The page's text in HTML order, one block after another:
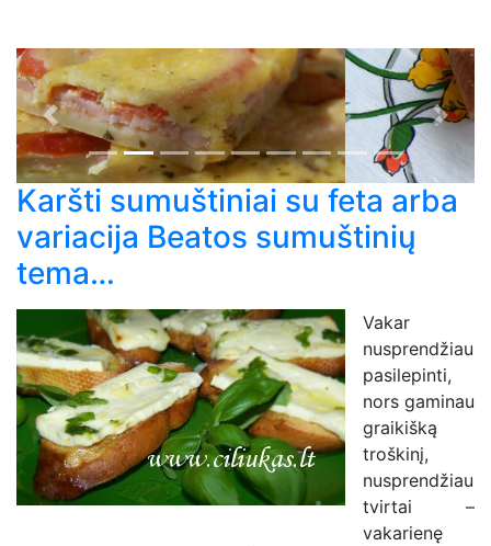
Previous Next
Karšti sumuštiniai su feta arba
variacija Beatos sumuštinių
tema…
Vakar
nusprendžiau
pasilepinti,
nors gaminau
graikišką
troškinį,
nusprendžiau
tvirtai –
vakarienę